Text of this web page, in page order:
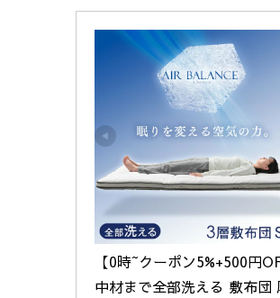
【0時~クーポン5%+500円
中材まで全部洗える 敷布団